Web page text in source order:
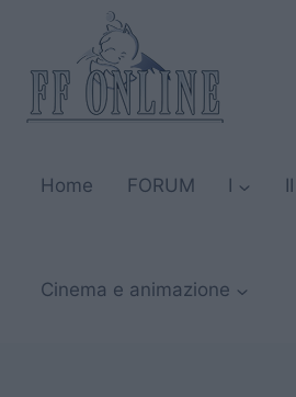
contenuto
Home FORUM I II
Cinema e animazione